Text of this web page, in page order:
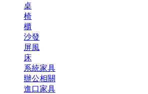
桌
椅
櫃
沙發
屏風
床
系統家具
辦公相關
進口家具